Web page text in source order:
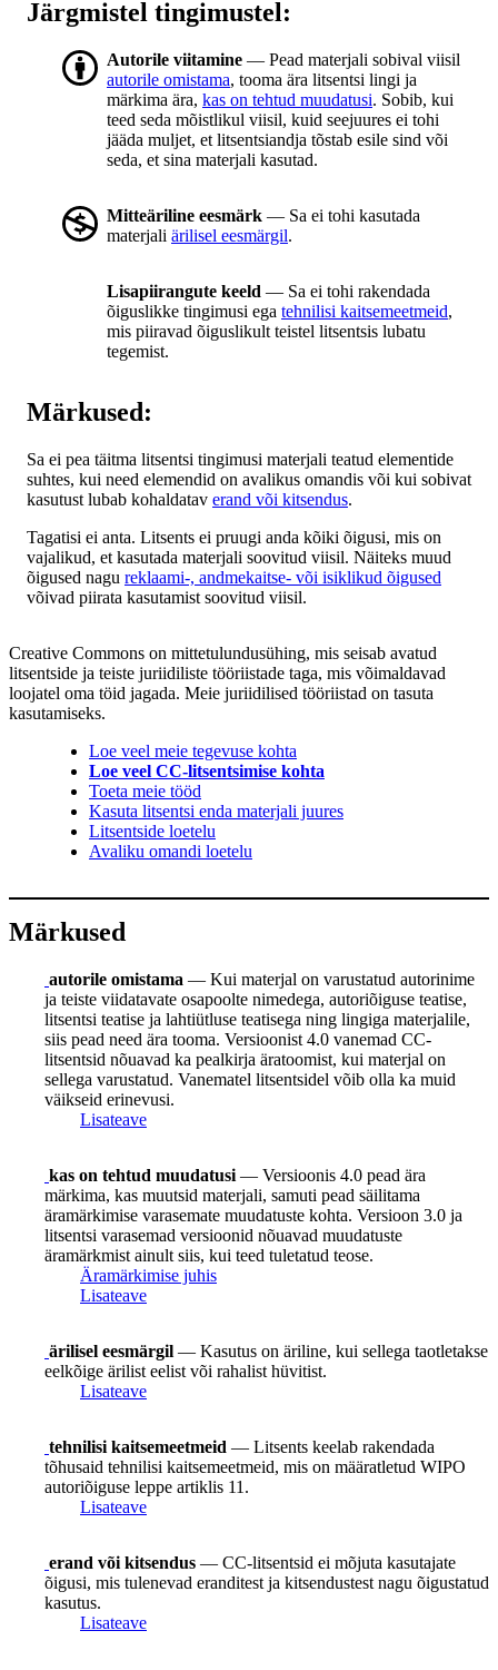
Järgmistel tingimustel:
Autorile viitamine — Pead materjali sobival viisil
autorile omistama, tooma ära litsentsi lingi ja
märkima ära, kas on tehtud muudatusi. Sobib, kui
teed seda mõistlikul viisil, kuid seejuures ei tohi
jääda muljet, et litsentsiandja tõstab esile sind või
seda, et sina materjali kasutad.
Mitteäriline eesmärk — Sa ei tohi kasutada
materjali ärilisel eesmärgil.
Lisapiirangute keeld — Sa ei tohi rakendada
õiguslikke tingimusi ega tehnilisi kaitsemeetmeid,
mis piiravad õiguslikult teistel litsentsis lubatu
tegemist.
Märkused:
Sa ei pea täitma litsentsi tingimusi materjali teatud elementide
suhtes, kui need elemendid on avalikus omandis või kui sobivat
kasutust lubab kohaldatav erand või kitsendus.
Tagatisi ei anta. Litsents ei pruugi anda kõiki õigusi, mis on
vajalikud, et kasutada materjali soovitud viisil. Näiteks muud
õigused nagu reklaami-, andmekaitse- või isiklikud õigused
võivad piirata kasutamist soovitud viisil.
Creative Commons on mittetulundusühing, mis seisab avatud
litsentside ja teiste juriidiliste tööriistade taga, mis võimaldavad
loojatel oma töid jagada. Meie juriidilised tööriistad on tasuta
kasutamiseks.
Loe veel meie tegevuse kohta
Loe veel CC-litsentsimise kohta
Toeta meie tööd
Kasuta litsentsi enda materjali juures
Litsentside loetelu
Avaliku omandi loetelu
Märkused
autorile omistama — Kui materjal on varustatud autorinime
ja teiste viidatavate osapoolte nimedega, autoriõiguse teatise,
litsentsi teatise ja lahtiütluse teatisega ning lingiga materjalile,
siis pead need ära tooma. Versioonist 4.0 vanemad CC-
litsentsid nõuavad ka pealkirja äratoomist, kui materjal on
sellega varustatud. Vanematel litsentsidel võib olla ka muid
väikseid erinevusi.
Lisateave
kas on tehtud muudatusi — Versioonis 4.0 pead ära
märkima, kas muutsid materjali, samuti pead säilitama
äramärkimise varasemate muudatuste kohta. Versioon 3.0 ja
litsentsi varasemad versioonid nõuavad muudatuste
äramärkmist ainult siis, kui teed tuletatud teose.
Äramärkimise juhis
Lisateave
ärilisel eesmärgil — Kasutus on äriline, kui sellega taotletakse
eelkõige ärilist eelist või rahalist hüvitist.
Lisateave
tehnilisi kaitsemeetmeid — Litsents keelab rakendada
tõhusaid tehnilisi kaitsemeetmeid, mis on määratletud WIPO
autoriõiguse leppe artiklis 11.
Lisateave
erand või kitsendus — CC-litsentsid ei mõjuta kasutajate
õigusi, mis tulenevad eranditest ja kitsendustest nagu õigustatud
kasutus.
Lisateave